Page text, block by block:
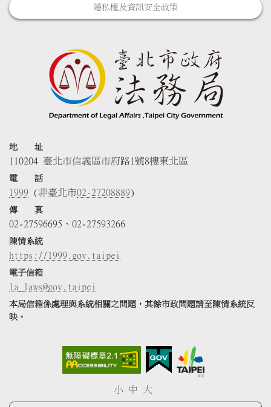
隱私權及資訊安全政策
地 址
110204 臺北市信義區市府路1號8樓東北區
電 話
1999 (非臺北市02-27208889)
傳 真
02-27596695、02-27593266
陳情系統
https://1999.gov.taipei
電子信箱
la_laws@gov.taipei
本局信箱係處理與系統相關之問題，其餘市政問題請至陳情系統反
映。
小 中 大